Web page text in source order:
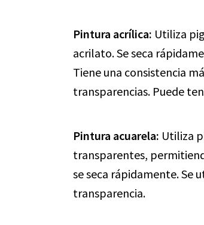
Pintura acrílica: Utiliza
acrilato. Se seca
Tiene una consistencia
transparencias. Puede
Pintura acuarela: Utiliza
transparentes,
se seca rápidamente. Se
transparencia.